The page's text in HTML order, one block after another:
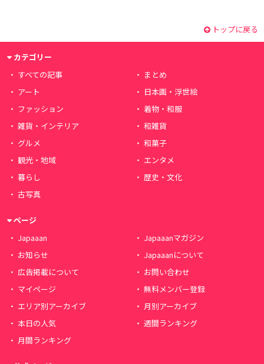
トップに戻る
カテゴリー
すべての記事
まとめ
アート
日本画・浮世絵
ファッション
着物・和服
雑貨・インテリア
和雑貨
グルメ
和菓子
観光・地域
エンタメ
暮らし
歴史・文化
古写真
ページ
Japaaan
Japaaanマガジン
お知らせ
Japaaanについて
広告掲載について
お問い合わせ
マイページ
無料メンバー登録
エリア別アーカイブ
月別アーカイブ
本日の人気
週間ランキング
月間ランキング